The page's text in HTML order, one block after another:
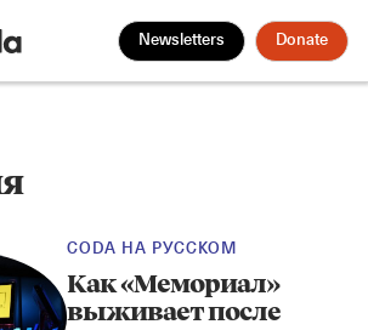
Newsletters Donate
CODA НА РУССКОМ
Как «Мемориал»
выживает после